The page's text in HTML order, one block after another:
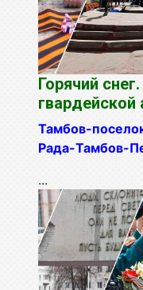
Горячий
гвардейской
Тамбов-
Рада-Тамбов-
...